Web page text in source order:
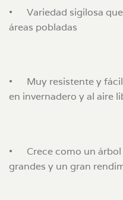
•
Variedad sigilosa
áreas pobladas
•
Muy resistente y
en invernadero y al aire
•
Crece como un
grandes y un gran